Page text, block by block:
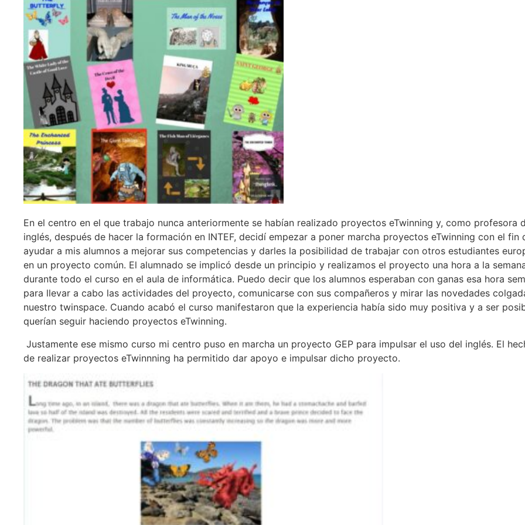
En el centro en el que trabajo nunca anteriormente se habían realizado proyectos eTwinning y, como profesora
inglés, después de hacer la formación en INTEF, decidí empezar a poner marcha proyectos eTwinning con el fin
ayudar a mis alumnos a mejorar sus competencias y darles la posibilidad de trabajar con otros estudiantes
en un proyecto común. El alumnado se implicó desde un principio y realizamos el proyecto una hora a la
durante todo el curso en el aula de informática. Puedo decir que los alumnos esperaban con ganas esa hora
para llevar a cabo las actividades del proyecto, comunicarse con sus compañeros y mirar las novedades
nuestro twinspace. Cuando acabó el curso manifestaron que la experiencia había sido muy positiva y a ser
querían seguir haciendo proyectos eTwinning.
Justamente ese mismo curso mi centro puso en marcha un proyecto GEP para impulsar el uso del inglés. El
de realizar proyectos eTwinnning ha permitido dar apoyo e impulsar dicho proyecto.